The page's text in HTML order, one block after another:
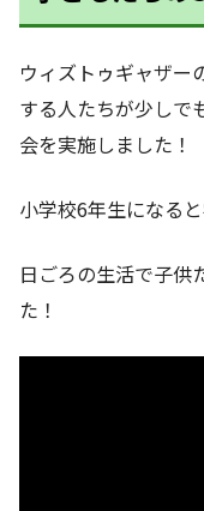
ウィズトゥギャザー
する人たちが少しで
会を実施しました！
小学校6年生になる
日ごろの生活で子供
た！